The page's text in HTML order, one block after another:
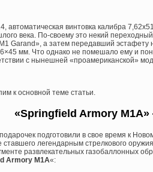
автоматическая винтовка калибра
века. По-своему это некий
Garand», а затем передавший
мм. Что однако не помешало ему и
с нынешней «проамериканской»
к основной теме статьи.
«Springfield Armory
подготовили в свое время к
ставшего легендарным стрелкового
развлекательных газобаллонных
Armory M1A«: